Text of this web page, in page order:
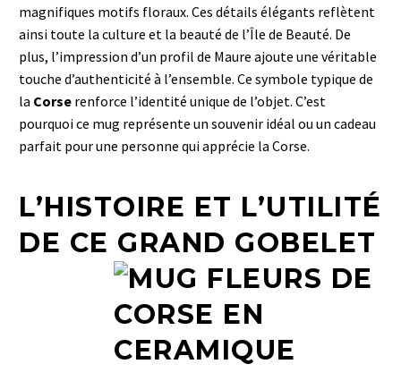
magnifiques motifs floraux. Ces détails élégants reflètent
ainsi toute la culture et la beauté de l’Île de Beauté. De
plus, l’impression d’un profil de Maure ajoute une véritable
touche d’authenticité à l’ensemble. Ce symbole typique de
la Corse renforce l’identité unique de l’objet. C’est
pourquoi ce mug représente un souvenir idéal ou un cadeau
parfait pour une personne qui apprécie la Corse.
L’HISTOIRE ET L’UTILITÉ
DE CE GRAND GOBELET